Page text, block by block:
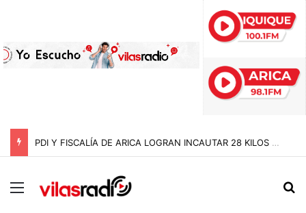
PDI Y FISCALÍA DE ARICA LOGRAN INCAUTAR 28 KILOS DE MARIHUANA OCULTOS EN UN CAMIÓN DE ALTO TONELAJE EN CHUNGARÁ
Menú